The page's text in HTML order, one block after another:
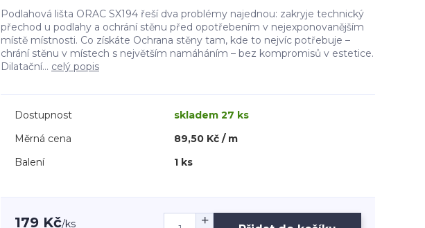
Podlahová lišta ORAC SX194 řeší dva problémy najednou: zakryje technický
přechod u podlahy a ochrání stěnu před opotřebením v nejexponovanějším
místě místnosti. Co získáte Ochrana stěny tam, kde to nejvíc potřebuje –
chrání stěnu v místech s největším namáháním – bez kompromisů v estetice.
Dilatační... celý popis
Dostupnost
skladem 27 ks
Měrná cena
89,50 Kč / m
Balení
1 ks
179 Kč/ks